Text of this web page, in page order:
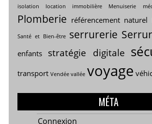
isolation location immobilière Menuiserie
Plomberie référencement naturel
Santé et Bien-être serrurerie
enfants
stratégie digitale
transport Vendée vallée voyage
MÉTA
Connexion